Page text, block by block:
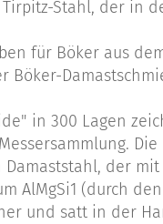
Stahl, der in
für Böker aus
Böker-
in 300 Lagen
der
AlMgSi1 (durch
und satt in der